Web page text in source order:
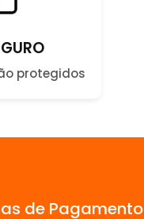
protegidos
de Pagamento